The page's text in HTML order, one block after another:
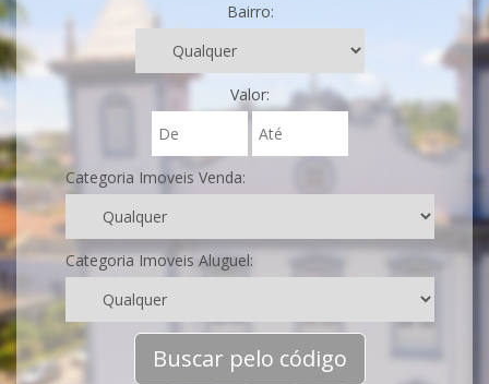
Bairro:
Valor:
Categoria Imoveis Venda:
Categoria Imoveis Aluguel:
Buscar pelo código